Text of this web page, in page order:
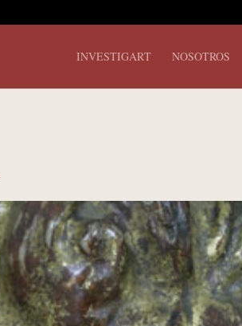
INVESTIGART NOSOTROS